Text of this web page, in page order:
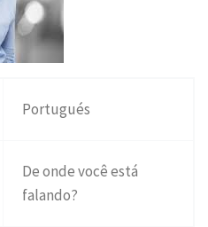
Portugués
De onde você está
falando?